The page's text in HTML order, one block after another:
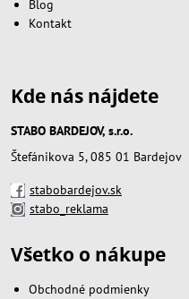
Blog
Kontakt
Kde nás nájdete
STABO BARDEJOV, s.r.o.
Štefánikova 5, 085 01 Bardejov
stabobardejov.sk
stabo_reklama
Všetko o nákupe
Obchodné podmienky